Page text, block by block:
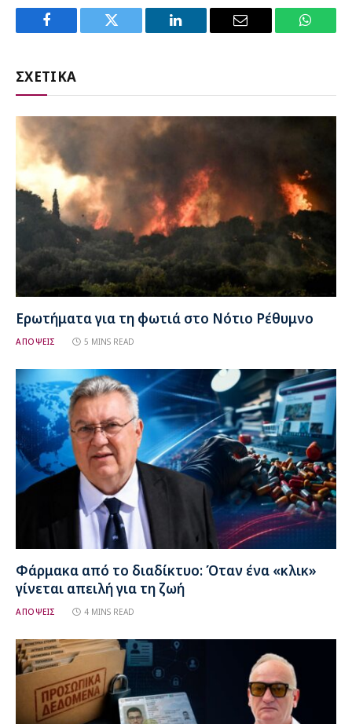
Facebook Twitter LinkedIn Email
ΣΧΕΤΙΚΑ
Ερωτήματα για τη φωτιά στο Νότιο Ρέθυμνο
ΑΠΟΨΕΙΣ 5 MINS READ
Φάρμακα από το διαδίκτυο: Όταν ένα «κλικ»
γίνεται απειλή για τη ζωή
ΑΠΟΨΕΙΣ 4 MINS READ